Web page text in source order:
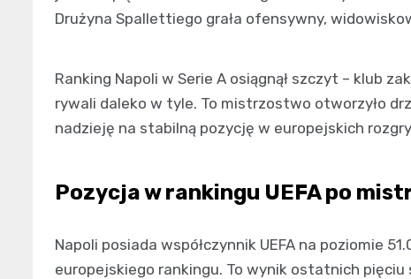
Drużyna Spallettiego grała ofensywny,
Ranking Napoli w Serie A osiągnął szczyt – klub
rywali daleko w tyle. To mistrzostwo otworzyło
nadzieję na stabilną pozycję w europejskich
Pozycja w rankingu UEFA po
Napoli posiada współczynnik UEFA na poziomie
europejskiego rankingu. To wynik ostatnich